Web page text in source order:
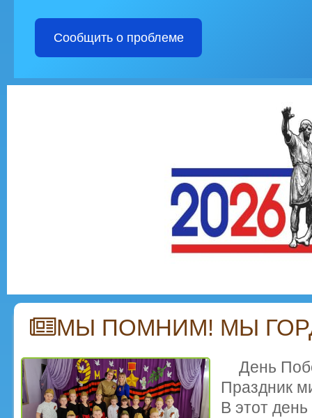
Сообщить о проблеме
МЫ ПОМНИМ! МЫ
День
Праздник
В этот